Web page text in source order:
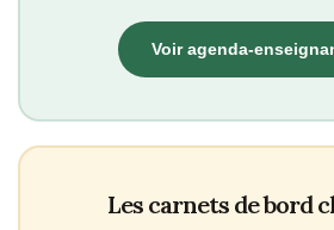
Voir agenda-
Les carnets de bord